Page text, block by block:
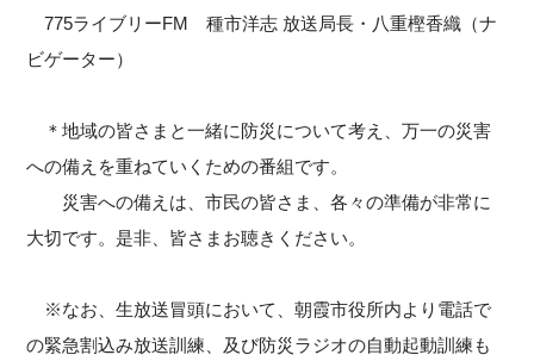
775ライブリーFM 種市洋志 放送局長・八重樫香織（ナ
ビゲーター）
＊地域の皆さまと一緒に防災について考え、万一の災害
への備えを重ねていくための番組です。
災害への備えは、市民の皆さま、各々の準備が非常に
大切です。是非、皆さまお聴きください。
※なお、生放送冒頭において、朝霞市役所内より電話で
の緊急割込み放送訓練、及び防災ラジオの自動起動訓練も